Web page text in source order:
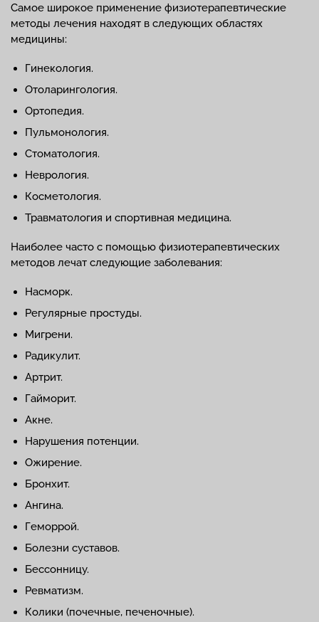
Самое широкое применение физиотерапевтические
методы лечения находят в следующих областях
медицины:
Гинекология.
Отоларингология.
Ортопедия.
Пульмонология.
Стоматология.
Неврология.
Косметология.
Травматология и спортивная медицина.
Наиболее часто с помощью физиотерапевтических
методов лечат следующие заболевания:
Насморк.
Регулярные простуды.
Мигрени.
Радикулит.
Артрит.
Гайморит.
Акне.
Нарушения потенции.
Ожирение.
Бронхит.
Ангина.
Геморрой.
Болезни суставов.
Бессонницу.
Ревматизм.
Колики (почечные, печеночные).